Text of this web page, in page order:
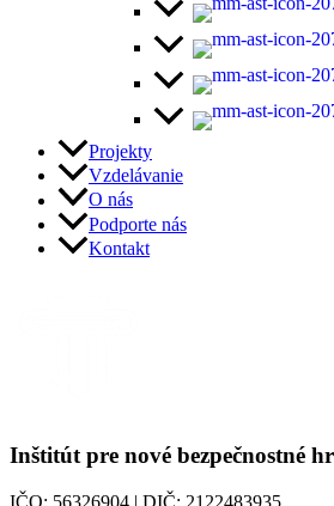
Projekty
Vzdelávanie
O nás
Podporte nás
Kontakt
Inštitút pre nové bezpečnostné
IČO: 56326904 | DIČ: 2122483935